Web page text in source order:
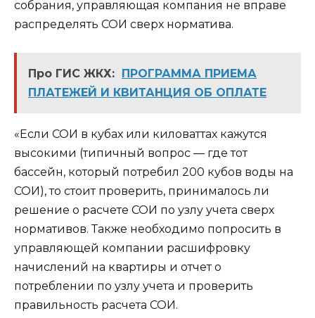
собрания, управляющая компания не вправе
распределять СОИ сверх норматива.
Про ГИС ЖКХ:
ПРОГРАММА ПРИЕМА
ПЛАТЕЖЕЙ И КВИТАНЦИЯ ОБ ОПЛАТЕ
«Если СОИ в кубах или киловаттах кажутся
высокими (типичный вопрос — где тот
бассейн, который потребил 200 кубов воды на
СОИ), то стоит проверить, принималось ли
решение о расчете СОИ по узлу учета сверх
нормативов. Также необходимо попросить в
управляющей компании расшифровку
начислений на квартиры и отчет о
потреблении по узлу учета и проверить
правильность расчета СОИ.